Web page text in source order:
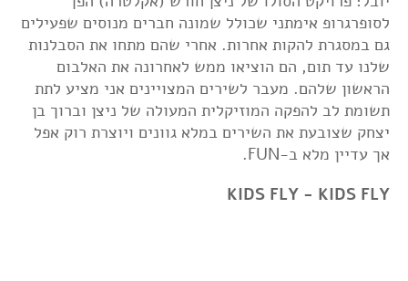
לסופרגרופ אימתני שכולל שמונה חברים מנוסים שפעילים
גם במסגרת להקות אחרות. אחרי שהם מתחו את הסבלנות
שלנו עד תום, הם הוציאו ממש לאחרונה את האלבום
הראשון שלהם. מעבר לשירים המצויינים אני מציע לתת
תשומת לב להפקה המוזיקלית המעולה של ניצן וברוך בן
יצחק שצובעת את השירים במלא גוונים ויוצרת רוק אפל
אך עדיין מלא ב-FUN.
KIDS FLY - KIDS FLY